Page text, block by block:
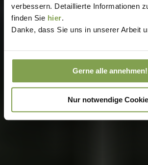
verbessern. Detaillierte Informationen
finden Sie hier.
Danke, dass Sie uns in unserer Arbeit
Gerne alle annehmen!
Nur notwendige